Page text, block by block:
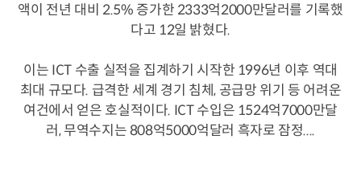
액이 전년 대비 2.5% 증가한 2333억2000만달러를 기록했
다고 12일 밝혔다.
이는 ICT 수출 실적을 집계하기 시작한 1996년 이후 역대
최대 규모다. 급격한 세계 경기 침체, 공급망 위기 등 어려운
여건에서 얻은 호실적이다. ICT 수입은 1524억7000만달
러, 무역수지는 808억5000억달러 흑자로 잠정....